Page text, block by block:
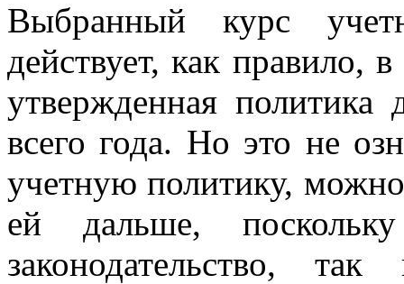
Выбранный курс
действует, как правило,
утвержденная политика
всего года. Но это не
учетную политику,
ей дальше,
законодательство,